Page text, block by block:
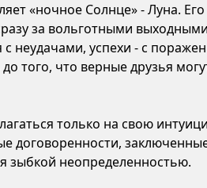
«ночное Солнце» - Луна.
за вольготными
неудачами, успехи - с
того, что верные друзья
только на свою
договоренности,
зыбкой неопределенностью.